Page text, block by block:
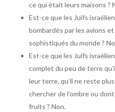
ce qui était leurs maisons ?
Est-ce que les Juifs
bombardés par les avions
sophistiqués du monde ?
Est-ce que les Juifs
complet du peu de terre
leur terre, qu’il ne reste
chercher de l’ombre ou
fruits ? Non.